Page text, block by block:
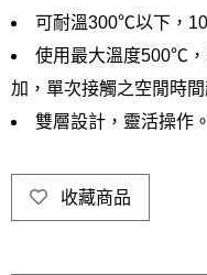
可耐溫300℃以下，
使用最大溫度500℃，
加，單次接觸之空閒時
雙層設計，靈活操作。
收藏商品